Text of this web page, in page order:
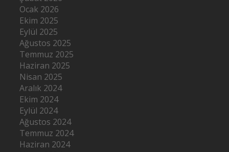
Ocak 2026
Ekim 2025
Eylül 2025
Ağustos 2025
Temmuz 2025
Haziran 2025
Nisan 2025
Aralık 2024
Ekim 2024
Eylül 2024
Ağustos 2024
Temmuz 2024
Haziran 2024